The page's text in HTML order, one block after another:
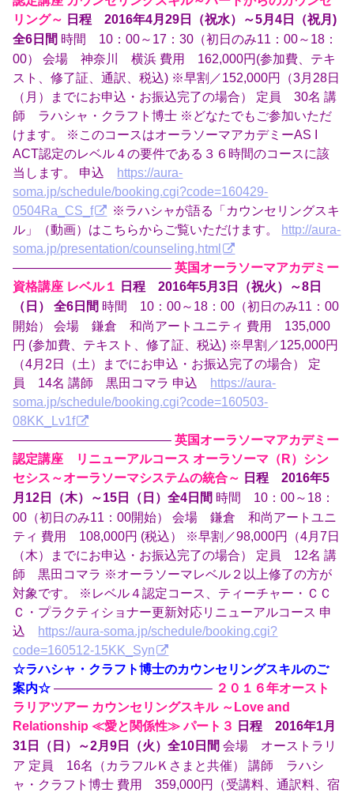
リング～ 日程 2016年4月29日（祝水）～5月4日（祝月)
全6日間 時間 10：00～17：30（初日のみ11：00～18：
00） 会場 神奈川 横浜 費用 162,000円(参加費、テキ
スト、修了証、通訳、税込) ※早割／152,000円（3月28日
（月）までにお申込・お振込完了の場合） 定員 30名 講
師 ラハシャ・クラフト博士 ※どなたでもご参加いただ
けます。 ※このコースはオーラソーマアカデミーAS I
ACT認定のレベル４の要件である３６時間のコースに該
当します。 申込 https://aura-
soma.jp/schedule/booking.cgi?code=160429-
0504Ra_CS_f
※ラハシャが語る「カウンセリングスキ
ル」（動画）はこちらからご覧いただけます。
http://aura-
soma.jp/presentation/counseling.html
————————————– 英国オーラソーマアカデミー
資格講座 レベル１
日程 2016年5月3日（祝火）～8日
（日） 全6日間 時間 10：00～18：00（初日のみ11：00
開始） 会場 鎌倉 和尚アートユニティ 費用 135,000
円 (参加費、テキスト、修了証、税込) ※早割／125,000円
（4月2日（土）までにお申込・お振込完了の場合） 定
員 14名 講師 黒田コマラ 申込 https://aura-
soma.jp/schedule/booking.cgi?code=160503-
08KK_Lv1f
————————————– 英国オーラソーマアカデミー
認定講座 リニューアルコース オーラソーマ（R）シン
セシス～オーラソーマシステムの統合～ 日程 2016年5
月12日（木）～15日（日）全4日間 時間 10：00～18：
00（初日のみ11：00開始） 会場 鎌倉 和尚アートユニ
ティ 費用 108,000円 (税込） ※早割／98,000円（4月7日
（木）までにお申込・お振込完了の場合） 定員 12名 講
師 黒田コマラ ※オーラソーマレベル２以上修了の方が
対象です。 ※レベル４認定コース、ティーチャー・ＣＣ
Ｃ・プラクティショナー更新対応リニューアルコース 申
込 https://aura-soma.jp/schedule/booking.cgi?
code=160512-15KK_Syn
☆ラハシャ・クラフト博士のカウンセリングスキルのご
案内☆ ————————————– ２０１６年オースト
ラリアツアー カウンセリングスキル ～Love and
Relationship ≪愛と関係性≫ パート３
日程 2016年1月
31日（日）～2月9日（火）全10日間 会場 オーストラリ
ア 定員 16名（カラフルＫさまと共催） 講師 ラハシ
ャ・クラフト博士 費用 359,000円（受講料、通訳料、宿